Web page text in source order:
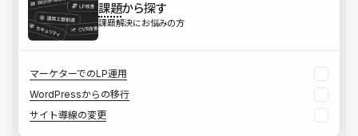
課題から探す
課題解決にお悩みの方
マーケターでのLP運用
WordPressからの移行
サイト導線の変更